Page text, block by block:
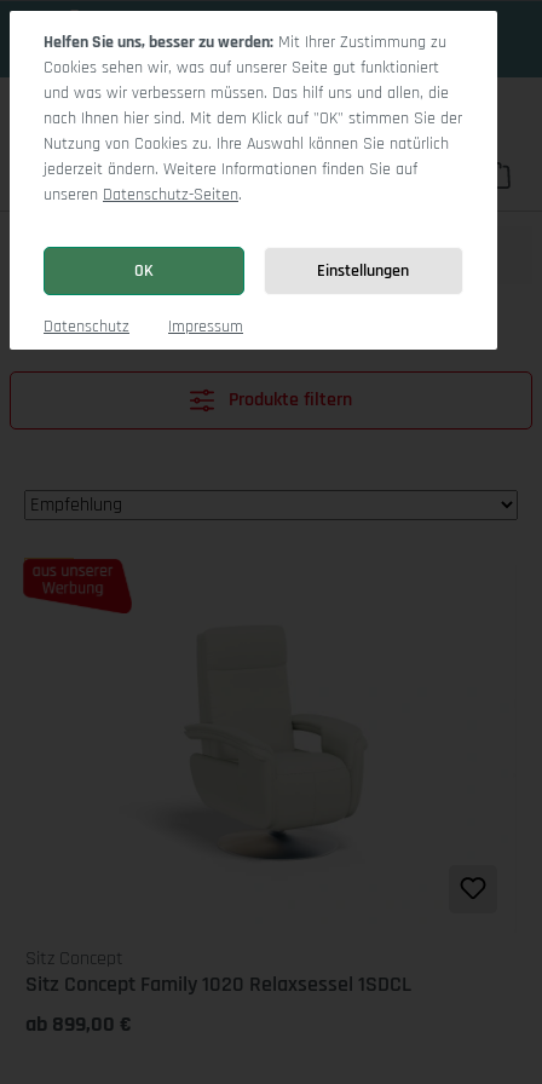
Du hast 0
Relaxsessel
Produkte filtern
Tipp
Sitz Concept
Sitz Concept Family 1020 Relaxsessel 1SDCL
ab 899,00 €
Helfen Sie uns, besser zu werden: Mit Ihrer Zustimmung zu
Cookies sehen wir, was auf unserer Seite gut funktioniert
und was wir verbessern müssen. Das hilf uns und allen, die
nach Ihnen hier sind. Mit dem Klick auf "OK" stimmen Sie der
Nutzung von Cookies zu. Ihre Auswahl können Sie natürlich
jederzeit ändern. Weitere Informationen finden Sie auf
unseren Datenschutz-Seiten.
OK Einstellungen
Datenschutz Impressum